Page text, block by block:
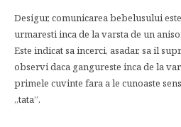
Desigur, comunicarea bebelusului
urmaresti inca de la varsta de un
Este indicat sa incerci, asadar, sa il
observi daca gangureste inca de la
primele cuvinte fara a le cunoaste
„tata”.